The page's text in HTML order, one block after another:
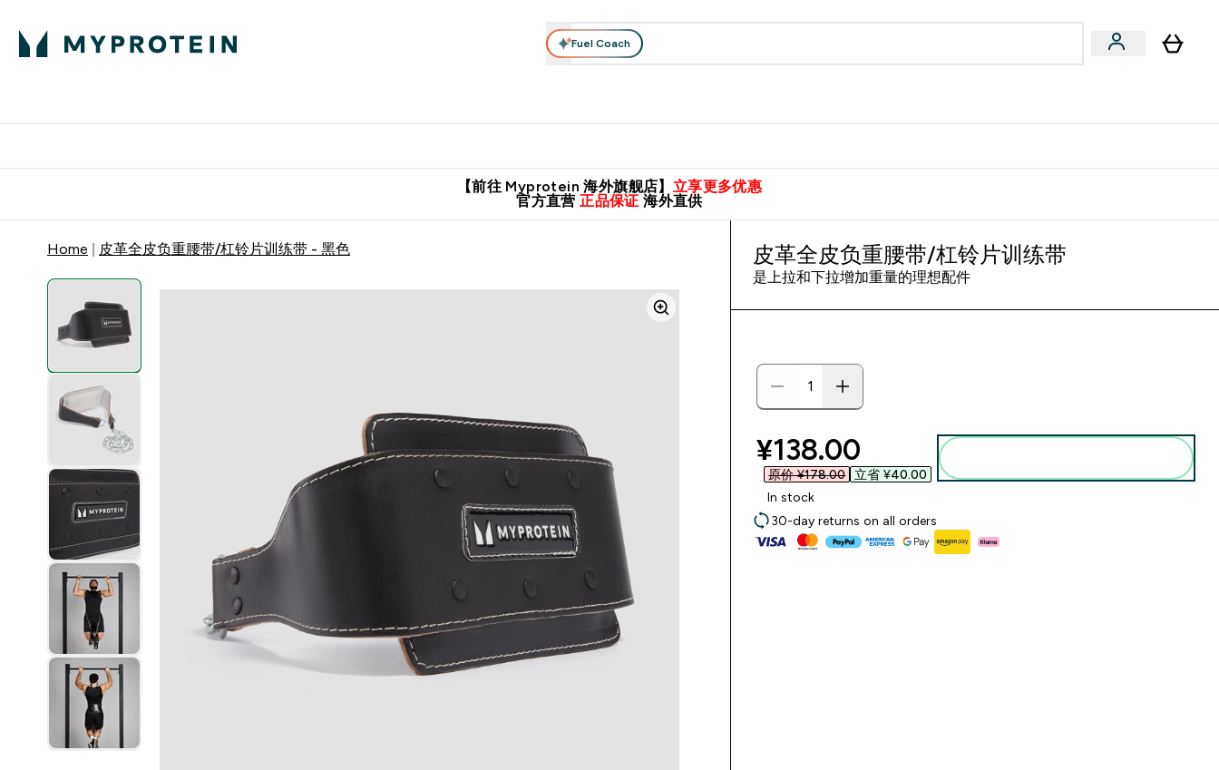
Fuel Coach
【前往 Myprotein 海外旗舰店】 立享更多优惠
官方直营 正品保证 海外直供
Home 皮革全皮负重腰带/杠铃片训练带 - 黑色 皮革全皮负重腰带/杠铃片训练带
是上拉和下拉增加重量的理想配件
discounted price
¥138.00‎
原价 ¥178.00‎ 立省 ¥40.00‎
In stock
30-day returns on all orders